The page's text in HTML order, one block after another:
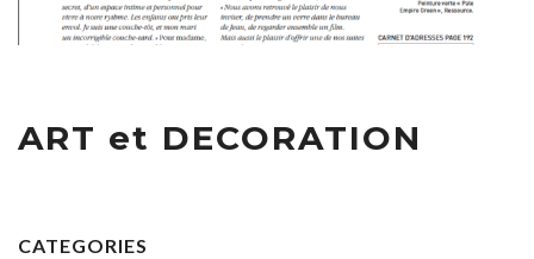
ART et DECORATION
CATEGORIES